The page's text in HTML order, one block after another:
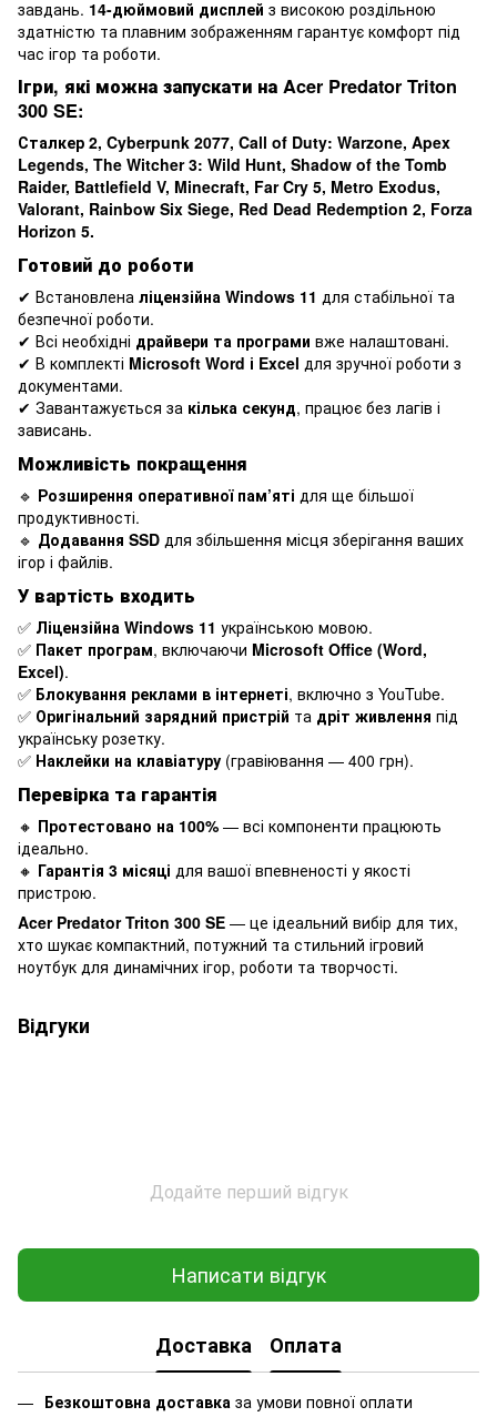
завдань. 14-дюймовий дисплей з високою роздільною
здатністю та плавним зображенням гарантує комфорт під
час ігор та роботи.
Ігри, які можна запускати на Acer Predator Triton
300 SE:
Сталкер 2, Cyberpunk 2077, Call of Duty: Warzone, Apex
Legends, The Witcher 3: Wild Hunt, Shadow of the Tomb
Raider, Battlefield V, Minecraft, Far Cry 5, Metro Exodus,
Valorant, Rainbow Six Siege, Red Dead Redemption 2, Forza
Horizon 5.
Готовий до роботи
✔ Встановлена ліцензійна Windows 11 для стабільної та
безпечної роботи.
✔ Всі необхідні драйвери та програми вже налаштовані.
✔ В комплекті Microsoft Word і Excel для зручної роботи з
документами.
✔ Завантажується за кілька секунд, працює без лагів і
зависань.
Можливість покращення
🔹 Розширення оперативної пам’яті для ще більшої
продуктивності.
🔹 Додавання SSD для збільшення місця зберігання ваших
ігор і файлів.
У вартість входить
✅ Ліцензійна Windows 11 українською мовою.
✅ Пакет програм, включаючи Microsoft Office (Word,
Excel).
✅ Блокування реклами в інтернеті, включно з YouTube.
✅ Оригінальний зарядний пристрій та дріт живлення під
українську розетку.
✅ Наклейки на клавіатуру (гравіювання — 400 грн).
Перевірка та гарантія
🔸 Протестовано на 100% — всі компоненти працюють
ідеально.
🔸 Гарантія 3 місяці для вашої впевненості у якості
пристрою.
Acer Predator Triton 300 SE — це ідеальний вибір для тих,
хто шукає компактний, потужний та стильний ігровий
ноутбук для динамічних ігор, роботи та творчості.
Відгуки
Додайте перший відгук
Написати відгук
Доставка Оплата
Безкоштовна доставка за умови повної оплати